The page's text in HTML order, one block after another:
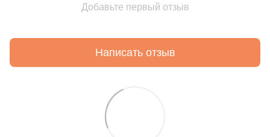
Добавьте первый отзыв
Написать отзыв